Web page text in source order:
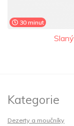
30 minut
Kategorie
Dezerty a moučníky